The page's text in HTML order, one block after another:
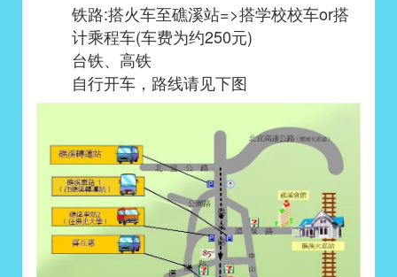
铁路:搭火车至礁溪站=>搭学校校车or搭
计乘程车(车费为约250元)
台铁、 高铁
自行开车，路线请见下图